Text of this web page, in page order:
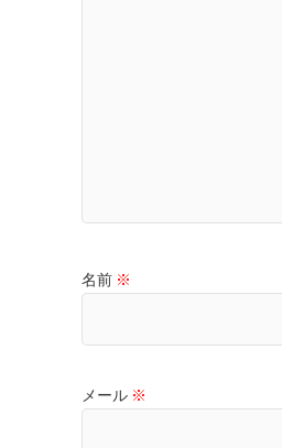
名前 ※
メール ※